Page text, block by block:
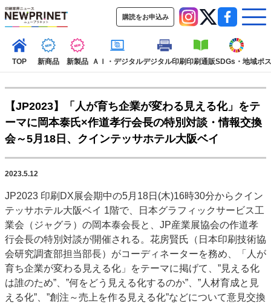
購読をお申込み
TOP 新商品 新製品 ＡＩ・デジタルデジタル印刷印刷通販SDGs・地域ポ
インデックス
TOP
新着記事 特集記事
動画コンテンツ
インタビュー
コレクション
カテゴリー一覧
ＡＩ・デジタル
SDGs・地域
ポストプレス ビジネス イベント 信用情報
業界
市場・統計
人事・移転・異動・訃報
特集記事カテゴリー一覧
特集・デジタル印刷 アイデアで勝負！ ～多様なビジネス・多彩な商材～
JAPAN PACK 2023 特集
中古印刷機・製本機特集
2022 見える化・MIS特集
2022 検査・校正特集
【JP2023】「人が育ち企業が変わる見える化」をテ
ーマに岡本泰氏×作道孝行会長の特別対談・情報交換
会～5月18日、クインテッサホテル大阪ベイ
2023.5.12
JP2023 印刷DX展会期中の5月18日(木)16時30分からクイン
テッサホテル大阪ベイ 1階で、日本グラフィックサービス工
業会（ジャグラ）の岡本泰会長と、JP産業展協会の作道孝
行会長の特別対談が開催される。花房賢氏（日本印刷技術協
会研究調査部担当部長）がコーディネーターを務め、「人が
育ち企業が変わる見える化」をテーマに掲げて、”見える化
は誰のため”、”何をどう見える化するのか”、”人材育成と見
える化”、”創注～売上を作る見える化”などについて意見交換